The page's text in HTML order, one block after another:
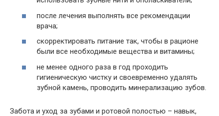
после лечения выполнять все рекомендации
врача;
скорректировать питание так, чтобы в рационе
были все необходимые вещества и витамины;
не менее одного раза в год проходить
гигиеническую чистку и своевременно удалять
зубной камень, проводить минерализацию зубов.
Забота и уход за зубами и ротовой полостью – навык,